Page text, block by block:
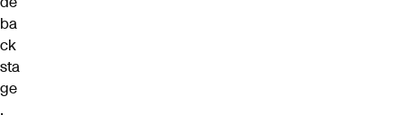
ba
ck
sta
ge
,